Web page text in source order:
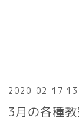
2020-02-17
3月の各種